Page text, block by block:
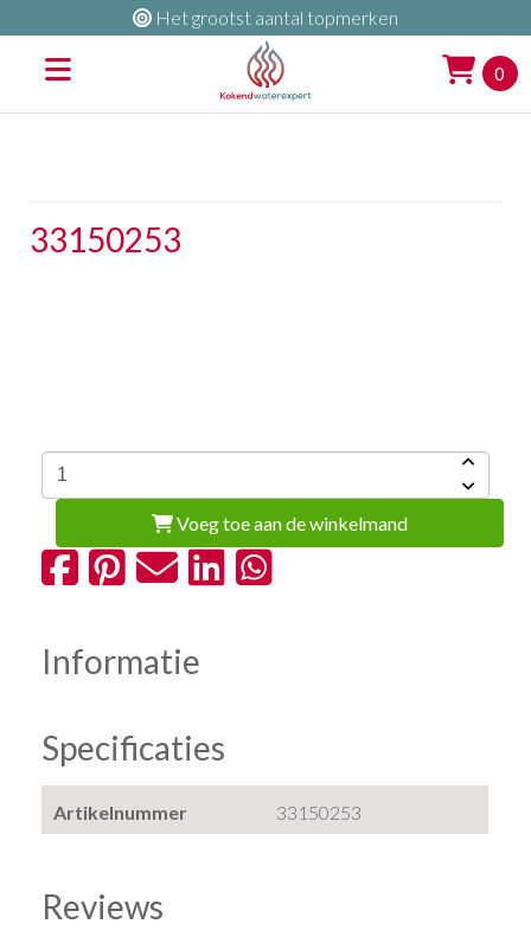
Het grootst aantal topmerken
0
33150253
Voeg toe aan de winkelmand
Informatie
Specificaties
Artikelnummer 33150253
Reviews